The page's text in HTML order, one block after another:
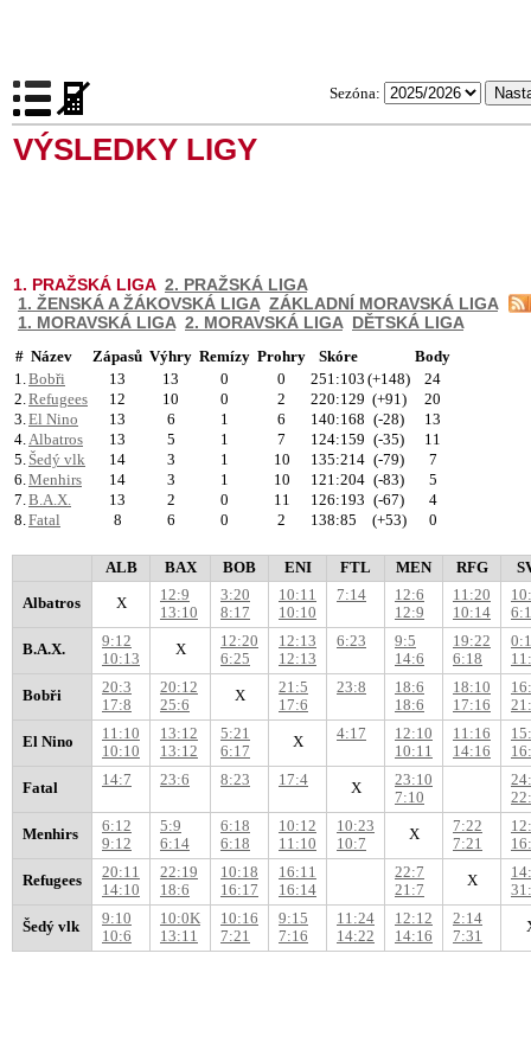
Sezóna:
VÝSLEDKY LIGY
1. PRAŽSKÁ LIGA 2. PRAŽSKÁ LIGA
1. ŽENSKÁ A ŽÁKOVSKÁ LIGA ZÁKLADNÍ MORAVSKÁ LIGA
1. MORAVSKÁ LIGA 2. MORAVSKÁ LIGA DĚTSKÁ LIGA
# Název Zápasů Výhry Remízy Prohry Skóre
Body
1.Bobři 13 13 0 0 251:103 (+148)
24
2.Refugees 12 10 0 2 220:129 (+91)
20
3.El Nino 13 6 1 6 140:168 (-28)
13
4.Albatros 13 5 1 7 124:159 (-35)
11
5. Šedý vlk 14 3 1 10 135:214 (-79)
7
6.Menhirs 14 3 1 10 121:204 (-83)
5
7.B.A.X. 13 2 0 11 126:193 (-67)
4
8.Fatal 8 6 0 2 138:85 (+53) 0
ALB BAX BOB ENI FTL MEN RFG
Albatros X
12:9
13:10
3:20
8:17
10:11
10:10
7:14
12:6
12:9
11:20
10:14
B.A.X.
9:12
10:13
X
12:20
6:25
12:13
12:13
6:23
9:5
14:6
19:22
6:18
Bobři
20:3
17:8
20:12
25:6
X
21:5
17:6
23:8
18:6
18:6
18:10
17:16
El Nino
11:10
10:10
13:12
13:12
5:21
6:17
X 4:17
12:10
10:11
11:16
14:16
Fatal 14:7 23:6 8:23 17:4 X
23:10
7:10
Menhirs
6:12
9:12
5:9
6:14
6:18
6:18
10:12
11:10
10:23
10:7
X
7:22
7:21
Refugees
20:11
14:10
22:19
18:6
10:18
16:17
16:11
16:14
22:7
21:7
X
Šedý vlk
9:10
10:6
10:0K
13:11
10:16
7:21
9:15
7:16
11:24
14:22
12:12
14:16
2:14
7:31